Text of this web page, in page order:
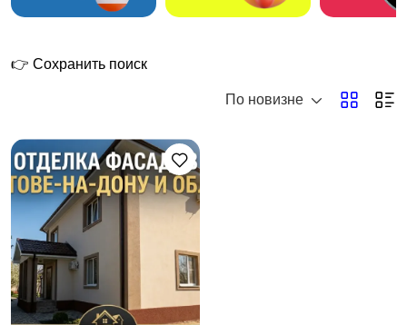
Поклейка обоев и
малярные работы
Полы и напольные
покрытия
👉 Сохранить поиск
По новизне